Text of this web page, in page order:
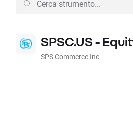
SPSC.US -
SPS Commerce Inc